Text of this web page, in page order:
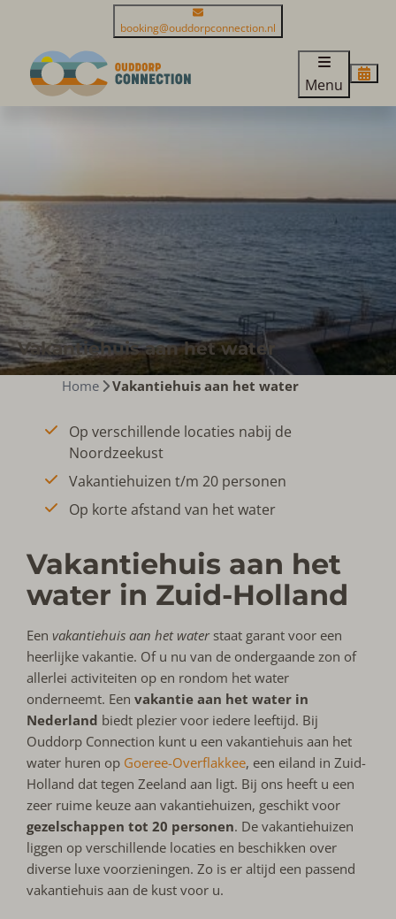
booking@ouddorpconnection.nl
Menu
Vakantiehuis aan het water
Home Vakantiehuis aan het water
Op verschillende locaties nabij de
Noordzeekust
Vakantiehuizen t/m 20 personen
Op korte afstand van het water
Vakantiehuis aan het
water in Zuid-Holland
Eenvakantiehuis aan het waterstaat garant voor een
heerlijke vakantie. Of u nu van de ondergaande zon of
allerlei activiteiten op en rondom het water
onderneemt. Eenvakantie aan het water in
Nederland biedt plezier voor iedere leeftijd. Bij
Ouddorp Connection kunt u een vakantiehuis aan het
water huren op Goeree-Overflakkee, een eiland in Zuid-
Holland dat tegen Zeeland aan ligt. Bij ons heeft u een
zeer ruime keuze aan vakantiehuizen, geschikt voor
gezelschappen tot 20 personen. De vakantiehuizen
liggen op verschillende locaties en beschikken over
diverse luxe voorzieningen. Zo is er altijd een passend
vakantiehuis aan de kust voor u.